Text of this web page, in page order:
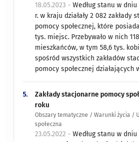
18.05.2023 -Według stanu w
r. w kraju działały 2 082 zakłady
pomocy społecznej, które
tys. miejsc. Przebywało w nich
mieszkańców, w tym 58,6 tys.
spośród wszystkich zakładów
pomocy społecznej działających
5.
Zakłady stacjonarne pomocy
roku
Obszary tematyczne / Warunki życia /
społeczna
23.05.2022 -Według stanu w dniu